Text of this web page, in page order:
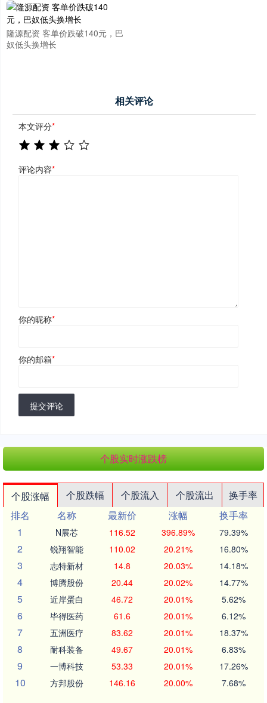
隆源配资 客单价跌破140元，巴
奴低头换增长
相关评论
本文评分*
评论内容*
你的昵称*
你的邮箱*
提交评论
个股实时涨跌榜
个股涨幅 个股跌幅 个股流入 个股流出
换手率
排名
名称 最新价 涨幅
换手率
1
N展芯 116.52 396.89% 79.39%
2 锐翔智能 110.02 20.21% 16.80%
3 志特新材 14.8 20.03% 14.18%
4 博腾股份 20.44 20.02% 14.77%
5 近岸蛋白 46.72 20.01% 5.62%
6 毕得医药 61.6 20.01% 6.12%
7 五洲医疗 83.62 20.01% 18.37%
8 耐科装备 49.67 20.01% 6.83%
9 一博科技 53.33 20.01% 17.26%
10 方邦股份 146.16 20.00% 7.68%